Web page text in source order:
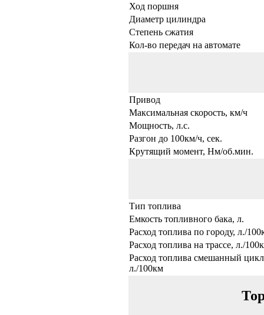
Ход поршня
Диаметр цилиндра
Степень сжатия
Кол-во передач на автомате
Привод
Максимальная скорость, км/ч
Мощность, л.с.
Разгон до 100км/ч, сек.
Крутящий момент, Нм/об.мин.
Тип топлива
Емкость топливного бака, л.
Расход топлива по городу, л./
Расход топлива на трассе, л./
Расход топлива смешанный
л./100км